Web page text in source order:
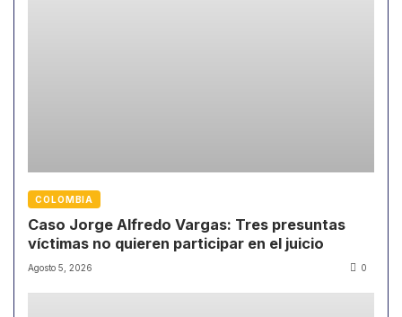
COLOMBIA
Caso Jorge Alfredo Vargas: Tres presuntas
víctimas no quieren participar en el juicio
Agosto 5, 2026 0